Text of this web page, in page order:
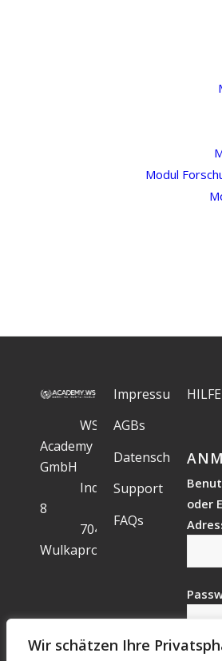
Wir schätzen Ihre
Modul
WS
Academy
GmbH
Industriegelände
8
7041
Wulkaprodersdorf
Impressum
AGBs
Datenschutz
Support
FAQs
HILFE
oder